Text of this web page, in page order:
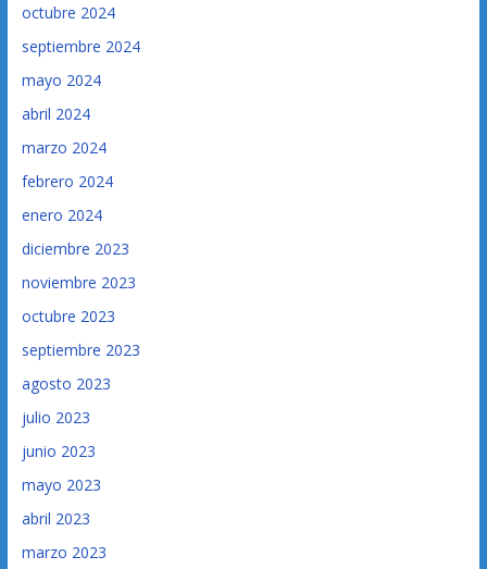
octubre 2024
septiembre 2024
mayo 2024
abril 2024
marzo 2024
febrero 2024
enero 2024
diciembre 2023
noviembre 2023
octubre 2023
septiembre 2023
agosto 2023
julio 2023
junio 2023
mayo 2023
abril 2023
marzo 2023